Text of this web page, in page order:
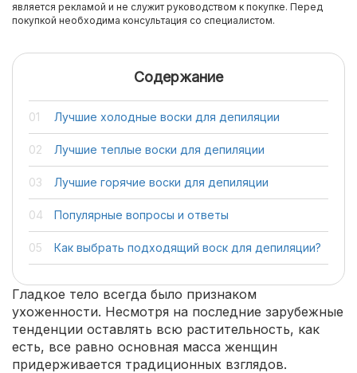
является рекламой и не служит руководством к покупке. Перед
покупкой необходима консультация со специалистом.
Содержание
Лучшие холодные воски для депиляции
Лучшие теплые воски для депиляции
Лучшие горячие воски для депиляции
Популярные вопросы и ответы
Как выбрать подходящий воск для депиляции?
Гладкое тело всегда было признаком
ухоженности. Несмотря на последние зарубежные
тенденции оставлять всю растительность, как
есть, все равно основная масса женщин
придерживается традиционных взглядов.